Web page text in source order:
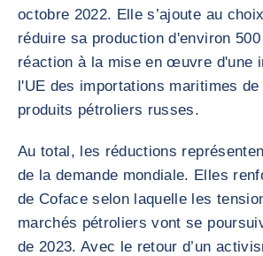
octobre 2022. Elle s’ajoute au
réduire sa production d'environ
réaction à la mise en œuvre d'une
l'UE des importations maritimes
produits pétroliers russes.
Au total, les réductions
de la demande mondiale. Elles
de Coface selon laquelle les
marchés pétroliers vont se
de 2023. Avec le retour d’un